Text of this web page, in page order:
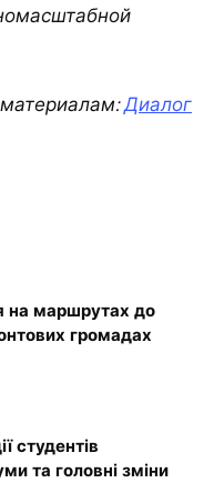
Диалог
на маршрутах до
громадах
студентів
та головні зміни